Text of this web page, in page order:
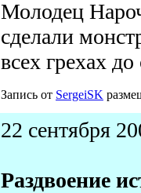
Молодец
сделали
всех грехах
Запись от SergeiSK
22 сентября
Раздвоение